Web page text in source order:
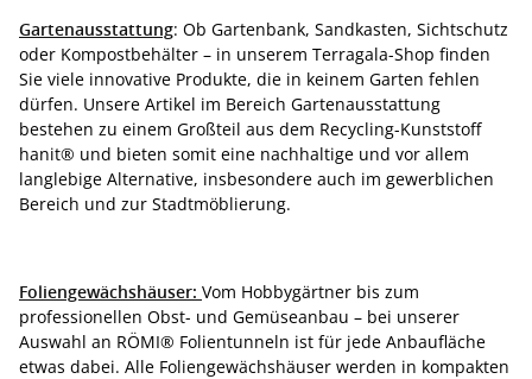
Gartenausstattung: Ob Gartenbank, Sandkasten, Sichtschutz
oder Kompostbehälter – in unserem Terragala-Shop finden
Sie viele innovative Produkte, die in keinem Garten fehlen
dürfen. Unsere Artikel im Bereich Gartenausstattung
bestehen zu einem Großteil aus dem Recycling-Kunststoff
hanit® und bieten somit eine nachhaltige und vor allem
langlebige Alternative, insbesondere auch im gewerblichen
Bereich und zur Stadtmöblierung.
Foliengewächshäuser: Vom Hobbygärtner bis zum
professionellen Obst- und Gemüseanbau – bei unserer
Auswahl an RÖMI® Folientunneln ist für jede Anbaufläche
etwas dabei. Alle Foliengewächshäuser werden in kompakten